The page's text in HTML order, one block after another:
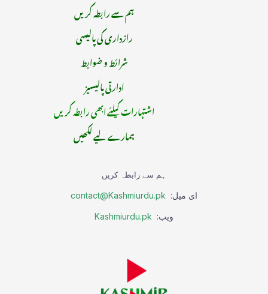
ہم سے رابطہ کریں
رازداری کی پالیسی
شرائط و ضوابط
ادارتی پالیسیز
اشتہارات کیلئے ابھی رابطہ کریں
ہمارے لیے لکھیں
ہم سے رابطہ کریں
ای میل: contact@Kashmiurdu.pk
ویب: Kashmiurdu.pk